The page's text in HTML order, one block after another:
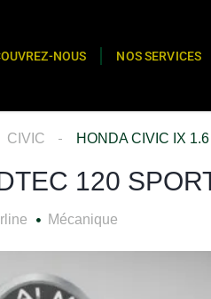
NOUS NOS SERVICES
CIVIC HONDA CIVIC IX
120
Mécanique